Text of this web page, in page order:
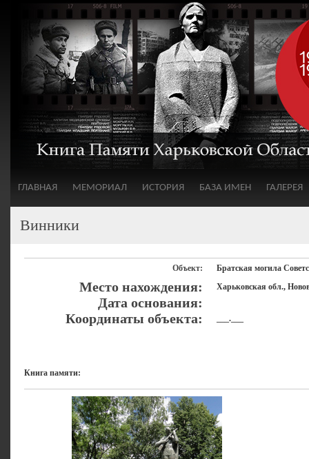
ГЛАВНАЯ МЕМОРИАЛ ИСТОРИЯ БАЗА ИМЕН ГАЛЕРЕЯ
Винники
Объект: Братская могила
Место нахождения: Харьковская обл.,
Дата основания:
Координаты объекта:
___.___
Книга памяти: